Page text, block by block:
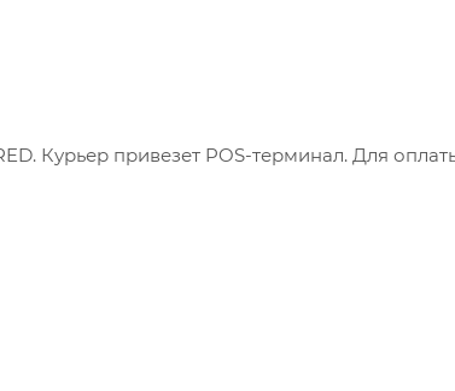
Курьер привезет POS-терминал. Для